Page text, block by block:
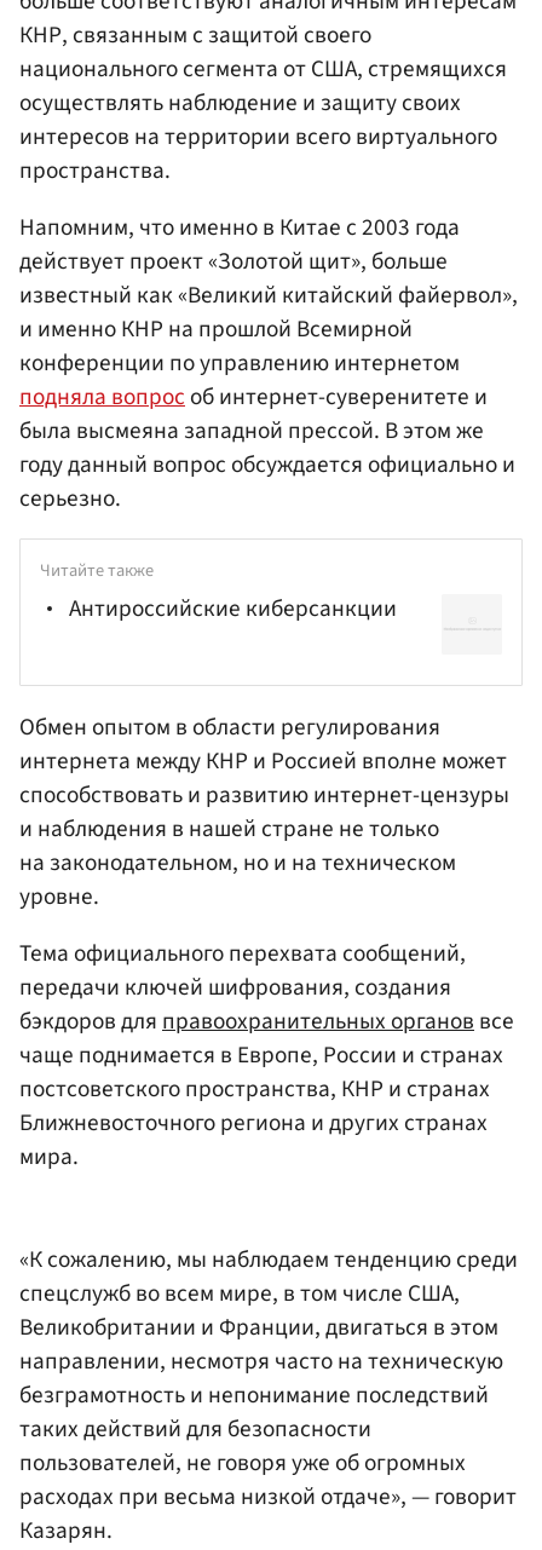
КНР, связанным с защитой своего
национального сегмента от США, стремящихся
осуществлять наблюдение и защиту своих
интересов на территории всего виртуального
пространства.
Напомним, что именно в Китае с 2003 года
действует проект «Золотой щит», больше
известный как «Великий китайский файервол»,
и именно КНР на прошлой Всемирной
конференции по управлению интернетом
подняла вопрособ интернет-суверенитете и
была высмеяна западной прессой. В этом же
году данный вопрос обсуждается официально и
серьезно.
Читайте также
Антироссийские киберсанкции
Обмен опытом в области регулирования
интернета между КНР и Россией вполне может
способствовать и развитию интернет-цензуры
и наблюдения в нашей стране не только
на законодательном, но и на техническом
уровне.
Тема официального перехвата сообщений,
передачи ключей шифрования, создания
бэкдоров дляправоохранительных органоввсе
чаще поднимается в Европе, России и странах
постсоветского пространства, КНР и странах
Ближневосточного региона и других странах
мира.
«К сожалению, мы наблюдаем тенденцию среди
спецслужб во всем мире, в том числе США,
Великобритании и Франции, двигаться в этом
направлении, несмотря часто на техническую
безграмотность и непонимание последствий
таких действий для безопасности
пользователей, не говоря уже об огромных
расходах при весьма низкой отдаче», — говорит
Казарян.